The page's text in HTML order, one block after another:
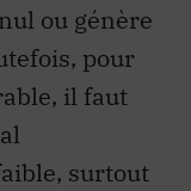
ou génère
pour
il faut
surtout